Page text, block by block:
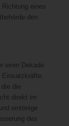
eines
den
einer Dekade
die
direkt im
eintönige
des